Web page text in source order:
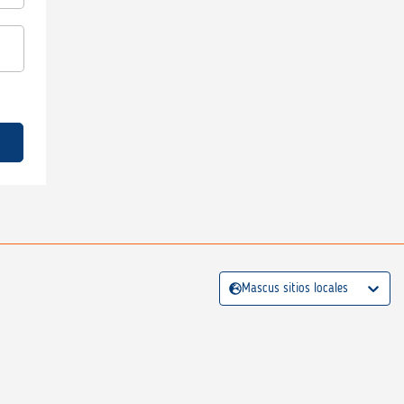
Mascus sitios locales